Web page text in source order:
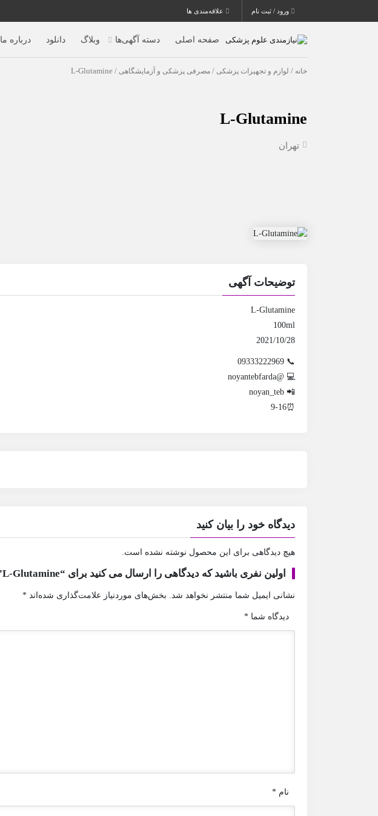
ورود / ثبت نام علاقه‌مندی ها
صفحه اصلی دسته آگهی‌ها وبلاگ دانلود درباره ما
خانه / لوازم و تجهیزات پزشکی / مصرفی پزشکی و آزمایشگاهی / L-Glutamine
L-Glutamine
تهران
توضیحات آگهی
L-Glutamine
100ml
2021/10/28
📞 09333222969
💻 @noyantebfarda
📲 noyan_teb
⏰9-16
دیدگاه خود را بیان کنید
هیچ دیدگاهی برای این محصول نوشته نشده است.
اولین نفری باشید که دیدگاهی را ارسال می کنید برای “L-Glutamine”
نشانی ایمیل شما منتشر نخواهد شد. بخش‌های موردنیاز علامت‌گذاری شده‌اند *
دیدگاه شما *
نام *